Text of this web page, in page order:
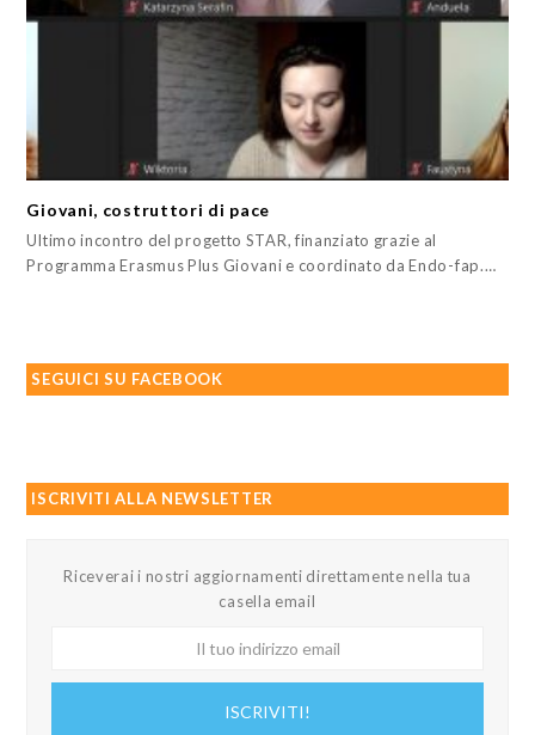
Giovani, costruttori di pace
Ultimo incontro del progetto STAR, finanziato grazie al
Programma Erasmus Plus Giovani e coordinato da Endo-fap.…
SEGUICI SU FACEBOOK
ISCRIVITI ALLA NEWSLETTER
Riceverai i nostri aggiornamenti direttamente nella tua
casella email
ISCRIVITI!